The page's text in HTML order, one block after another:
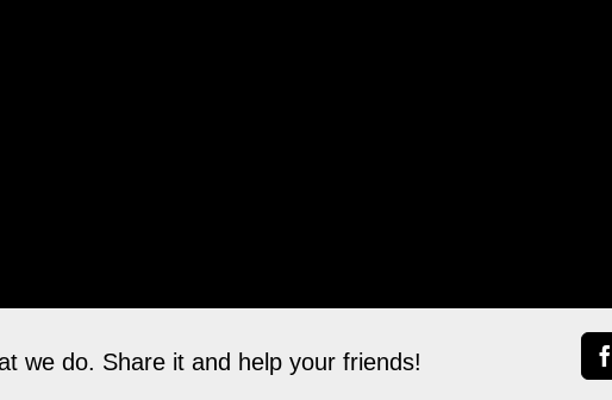
we do. Share it and help your friends!